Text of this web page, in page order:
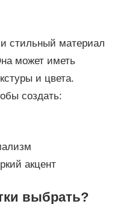
стильный материал
может иметь
и цвета.
создать:
акцент
выбрать?